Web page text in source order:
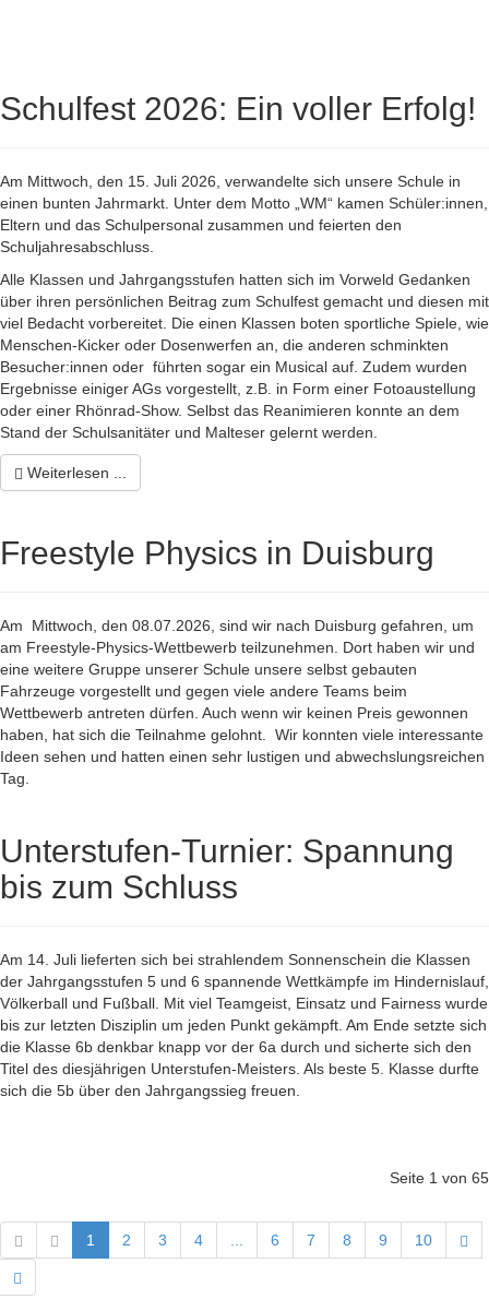
Schulfest 2026: Ein voller Erfolg!
Am Mittwoch, den 15. Juli 2026, verwandelte sich unsere Schule in
einen bunten Jahrmarkt. Unter dem Motto „WM“ kamen Schüler:innen,
Eltern und das Schulpersonal zusammen und feierten den
Schuljahresabschluss.
Alle Klassen und Jahrgangsstufen hatten sich im Vorweld Gedanken
über ihren persönlichen Beitrag zum Schulfest gemacht und diesen mit
viel Bedacht vorbereitet. Die einen Klassen boten sportliche Spiele, wie
Menschen-Kicker oder Dosenwerfen an, die anderen schminkten
Besucher:innen oder führten sogar ein Musical auf. Zudem wurden
Ergebnisse einiger AGs vorgestellt, z.B. in Form einer Fotoaustellung
oder einer Rhönrad-Show. Selbst das Reanimieren konnte an dem
Stand der Schulsanitäter und Malteser gelernt werden.
Weiterlesen ...
Freestyle Physics in Duisburg
Am Mittwoch, den 08.07.2026, sind wir nach Duisburg gefahren, um
am Freestyle-Physics-Wettbewerb teilzunehmen. Dort haben wir und
eine weitere Gruppe unserer Schule unsere selbst gebauten
Fahrzeuge vorgestellt und gegen viele andere Teams beim
Wettbewerb antreten dürfen. Auch wenn wir keinen Preis gewonnen
haben, hat sich die Teilnahme gelohnt. Wir konnten viele interessante
Ideen sehen und hatten einen sehr lustigen und abwechslungsreichen
Tag.
Unterstufen-Turnier: Spannung
bis zum Schluss
Am 14. Juli lieferten sich bei strahlendem Sonnenschein die Klassen
der Jahrgangsstufen 5 und 6 spannende Wettkämpfe im Hindernislauf,
Völkerball und Fußball. Mit viel Teamgeist, Einsatz und Fairness wurde
bis zur letzten Disziplin um jeden Punkt gekämpft. Am Ende setzte sich
die Klasse 6b denkbar knapp vor der 6a durch und sicherte sich den
Titel des diesjährigen Unterstufen-Meisters. Als beste 5. Klasse durfte
sich die 5b über den Jahrgangssieg freuen.
Seite 1 von 65
1 2 3 4 6 7 8 9 10